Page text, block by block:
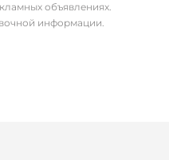
объявлениях.
информации.